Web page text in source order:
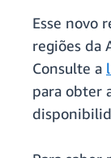
Esse novo
regiões da
Consulte a
para obter